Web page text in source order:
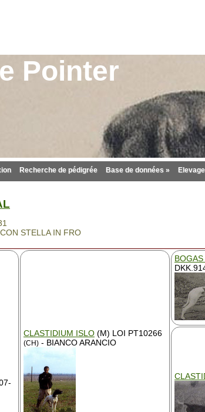
Pointer
Recherche de pédigrée Base de données »
STELLA IN FRO
CLASTIDIUM ISLO (M) LOI PT10266
(CH) - BIANCO ARANCIO